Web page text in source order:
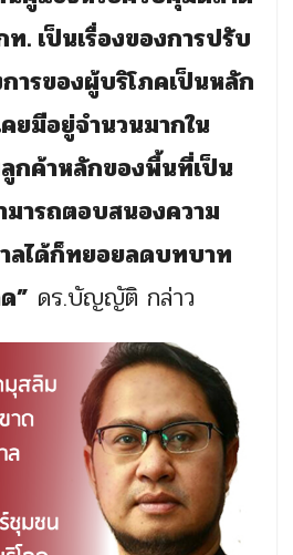
. เป็นเรื่องของการปรับ
ารของผู้บริโภคเป็นหลัก
ยมีอยู่จำนวนมากใน
กค้าหลักของพื้นที่เป็น
มารถตอบสนองความ
ลได้ก็ทยอยลดบทบาท
” ดร.บัญญัติ กล่าว